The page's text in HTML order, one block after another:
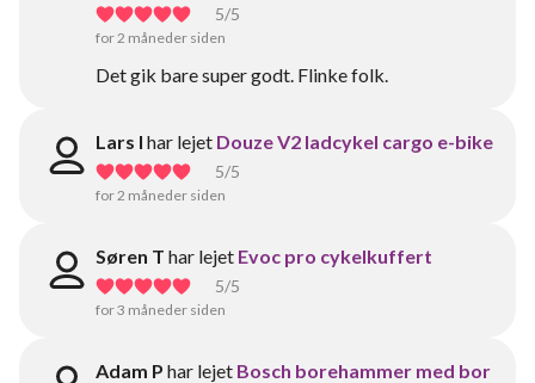
5/5
for 2 måneder siden
Det gik bare super godt. Flinke folk.
Lars l har lejet Douze V2 ladcykel cargo e-bike
5/5
for 2 måneder siden
Søren T har lejet Evoc pro cykelkuffert
5/5
for 3 måneder siden
Adam P har lejet Bosch borehammer med bor